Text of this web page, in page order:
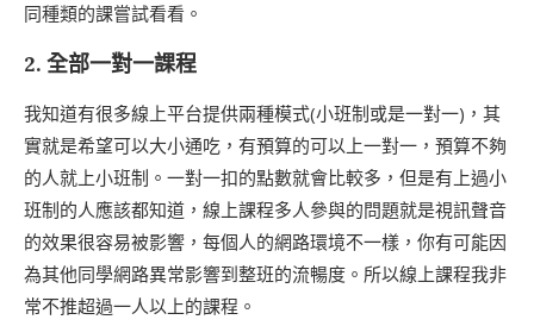
同種類的課嘗試看看。
2. 全部一對一課程
我知道有很多線上平台提供兩種模式(小班制或是一對一)，其
實就是希望可以大小通吃，有預算的可以上一對一，預算不夠
的人就上小班制。一對一扣的點數就會比較多，但是有上過小
班制的人應該都知道，線上課程多人參與的問題就是視訊聲音
的效果很容易被影響，每個人的網路環境不一樣，你有可能因
為其他同學網路異常影響到整班的流暢度。所以線上課程我非
常不推超過一人以上的課程。